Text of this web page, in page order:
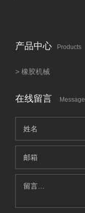
产品中心 Products
橡胶机械
在线留言 Message